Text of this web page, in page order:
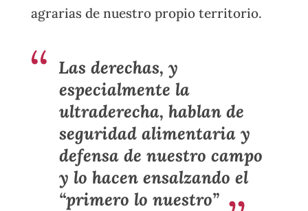
agrarias de nuestro propio territorio.
Las derechas, y
especialmente la
ultraderecha, hablan de
seguridad alimentaria y
defensa de nuestro campo
y lo hacen ensalzando el
“primero lo nuestro”